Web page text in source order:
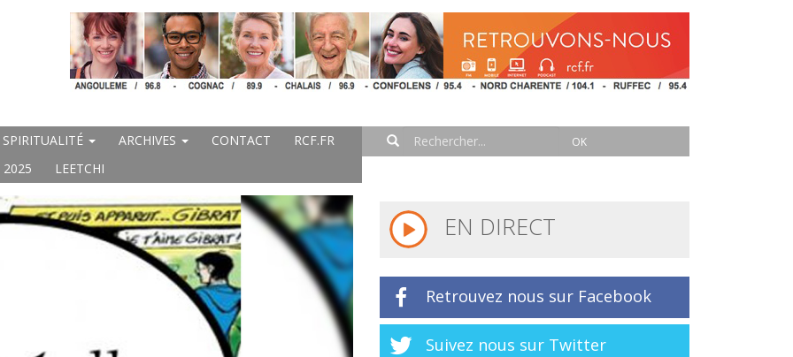
SPIRITUALITÉ ARCHIVES CONTACT
RCF.FR
2025 LEETCHI
EN DIRECT
Retrouvez nous sur Facebook
Suivez nous sur Twitter